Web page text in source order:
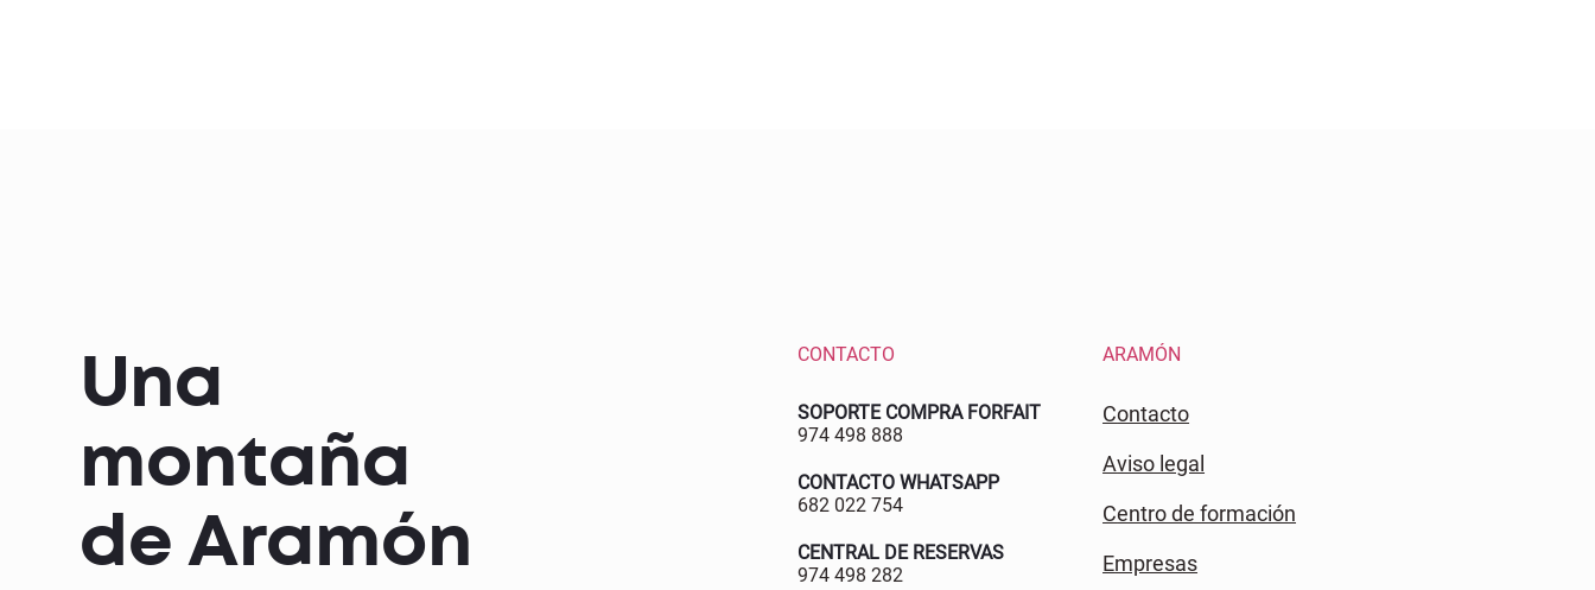
Una
montaña
de Aramón
CONTACTO
SOPORTE COMPRA FORFAIT
974 498 888
CONTACTO WHATSAPP
682 022 754
CENTRAL DE RESERVAS
974 498 282
ARAMÓN
Contacto
Aviso legal
Centro de formación
Empresas